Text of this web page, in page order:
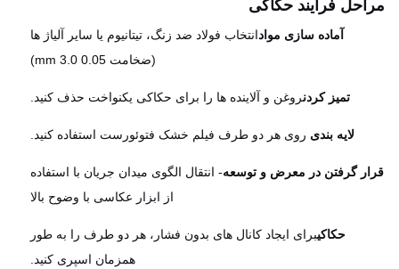
فرآیند حکاکی
آماده سازی موادانتخاب فولاد ضد زنگ، تیتانیوم یا سایر آلیاژ ها
(ضخامت 0.05 mm 3.0)
تمیز کردن روغن و آلاینده ها را برای حکاکی یکنواخت حذف کنید.
لایه بندی️ روی هر دو طرف فیلم خشک فتوئورست استفاده کنید.
گرفتن در معرض و توسعه- انتقال الگوی میدان جریان با استفاده
از ابزار عکاسی با وضوح بالا
برای ایجاد کانال های بدون فشار، هر دو طرف را به طور
همزمان اسپری کنید.